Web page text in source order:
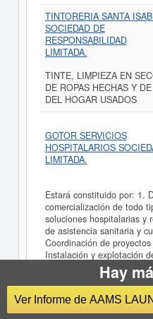
TINTORERIA SANTA
SOCIEDAD DE
RESPONSABILIDAD
LIMITADA.
TINTE, LIMPIEZA EN
DE ROPAS HECHAS Y
DEL HOGAR USADOS
GOTOR SERVICIOS
HOSPITALARIOS
LIMITADA.
Estará constituido por: 1.
comercialización de todo
soluciones hospitalarias y
de asistencia sanitaria y
Coordinación de
Instalación y explotación
FREE LAUNDRY
LIMITADA. (EXTINGUIDA)
Hay
Ver Informe de AAMS